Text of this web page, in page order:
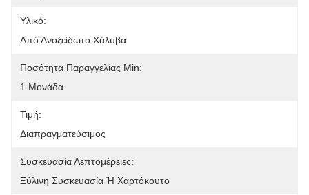
Υλικό:
Από Ανοξείδωτο Χάλυβα
Ποσότητα Παραγγελίας Min:
1 Μονάδα
Τιμή:
Διαπραγματεύσιμος
Συσκευασία Λεπτομέρειες:
Ξύλινη Συσκευασία Ή Χαρτόκουτο